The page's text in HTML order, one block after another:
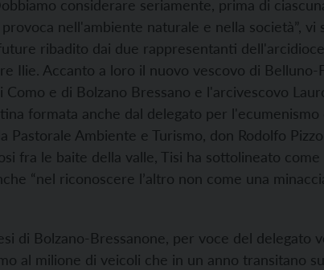
considerare seriamente, prima di
nell'ambiente naturale e nella società”,
ribadito dai due rappresentanti
Ilie. Accanto a loro il nuovo vescovo di
e di Bolzano Bressano e l'arcivescovo
formata anche dal delegato per
Pastorale Ambiente e Turismo, don Rodolfo
fra le baite della valle, Tisi ha sottolineato
“nel riconoscere l’altro non come una
di Bolzano-Bressanone, per voce del delegato
al milione di veicoli che in un anno transitano